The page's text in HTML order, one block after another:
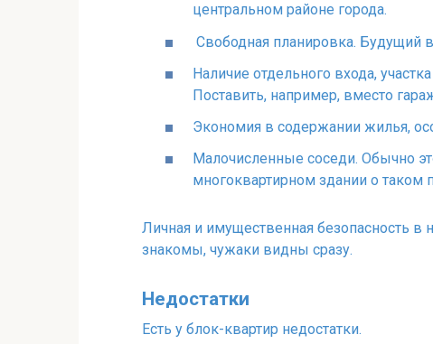
центральном районе города.
Свободная планировка. Будущий
Наличие отдельного входа,
Поставить, например, вместо
Экономия в содержании жилья,
Малочисленные соседи. Обычно
многоквартирном здании о таком
Личная и имущественная безопасность
знакомы, чужаки видны сразу.
Недостатки
Есть у блок-квартир недостатки.